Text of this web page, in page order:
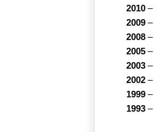
2010 –
2009 –
2008 –
2005 –
2003 –
2002 –
1999 –
1993 –